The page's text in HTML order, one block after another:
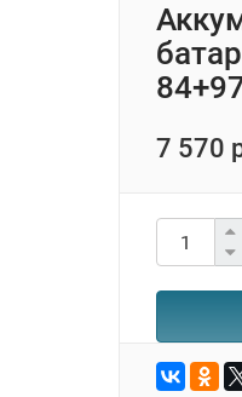
7 570